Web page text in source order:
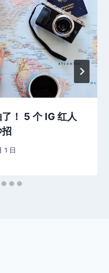
！ 5 个 IG 红人
1 日